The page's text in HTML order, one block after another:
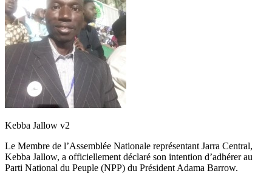
Kebba Jallow v2
Le Membre de l’Assemblée Nationale représentant Jarra Central,
Kebba Jallow, a officiellement déclaré son intention d’adhérer au
Parti National du Peuple (NPP) du Président Adama Barrow.